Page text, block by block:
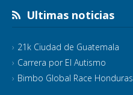
Ultimas noticias
21k Ciudad de Guatemala
Carrera por El Autismo
Bimbo Global Race Honduras